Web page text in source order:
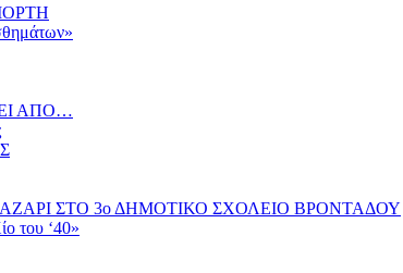
ΑΠΟ…
ΣΤΟ 3ο ΔΗΜΟΤΙΚΟ ΣΧΟΛΕΙΟ ΒΡΟΝΤΑΔΟΥ
του ‘40»